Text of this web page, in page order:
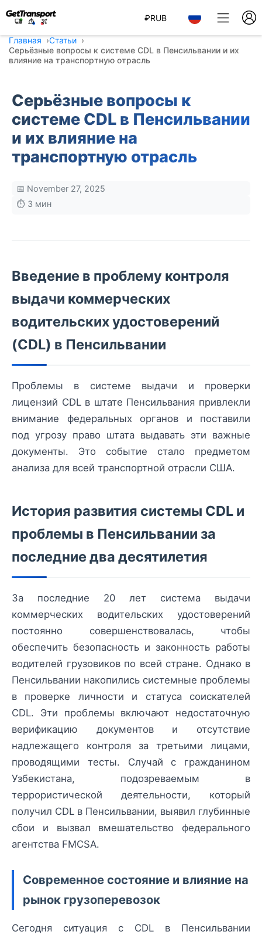
₽RUB
Главная
Статьи
Серьёзные вопросы к системе CDL в Пенсильвании и их
влияние на транспортную отрасль
Серьёзные вопросы к
системе CDL в Пенсильвании
и их влияние на
транспортную отрасль
📅 November 27, 2025
⏱️ 3 мин
Введение в проблему контроля
выдачи коммерческих
водительских удостоверений
(CDL) в Пенсильвании
Проблемы в системе выдачи и проверки
лицензий CDL в штате Пенсильвания привлекли
внимание федеральных органов и поставили
под угрозу право штата выдавать эти важные
документы. Это событие стало предметом
анализа для всей транспортной отрасли США.
История развития системы CDL и
проблемы в Пенсильвании за
последние два десятилетия
За последние 20 лет система выдачи
коммерческих водительских удостоверений
постоянно совершенствовалась, чтобы
обеспечить безопасность и законность работы
водителей грузовиков по всей стране. Однако в
Пенсильвании накопились системные проблемы
в проверке личности и статуса соискателей
CDL. Эти проблемы включают недостаточную
верификацию документов и отсутствие
надлежащего контроля за третьими лицами,
проводящими тесты. Случай с гражданином
Узбекистана, подозреваемым в
террористической деятельности, который
получил CDL в Пенсильвании, выявил глубинные
сбои и вызвал вмешательство федерального
агентства FMCSA.
Современное состояние и влияние на
рынок грузоперевозок
Сегодня ситуация с CDL в Пенсильвании